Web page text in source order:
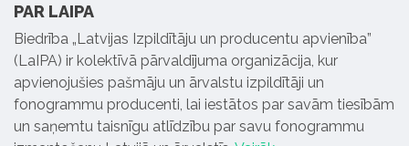
PAR LAIPA
Biedrība „Latvijas Izpildītāju un producentu apvienība”
(LaIPA) ir kolektīvā pārvaldījuma organizācija, kur
apvienojušies pašmāju un ārvalstu izpildītāji un
fonogrammu producenti, lai iestātos par savām tiesībām
un saņemtu taisnīgu atlīdzību par savu fonogrammu